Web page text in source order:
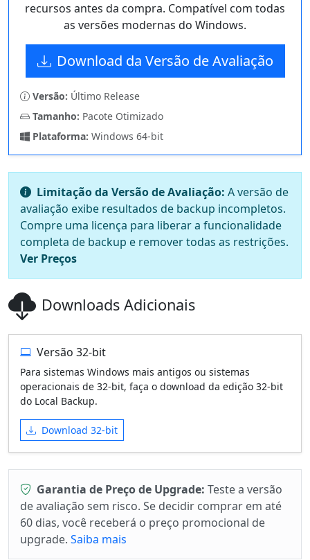
recursos antes da compra. Compatível com todas
as versões modernas do Windows.
Download da Versão de Avaliação
Versão: Último Release
Tamanho: Pacote Otimizado
Plataforma: Windows 64-bit
Limitação da Versão de Avaliação: A versão de
avaliação exibe resultados de backup incompletos.
Compre uma licença para liberar a funcionalidade
completa de backup e remover todas as restrições.
Ver Preços
Downloads Adicionais
Versão 32-bit
Para sistemas Windows mais antigos ou sistemas
operacionais de 32-bit, faça o download da edição 32-bit
do Local Backup.
Download 32-bit
Garantia de Preço de Upgrade: Teste a versão
de avaliação sem risco. Se decidir comprar em até
60 dias, você receberá o preço promocional de
upgrade. Saiba mais